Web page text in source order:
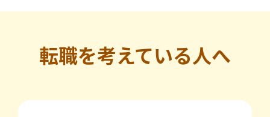
転職を考えている人へ